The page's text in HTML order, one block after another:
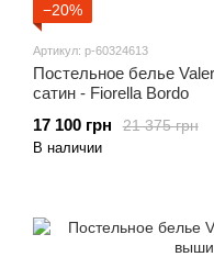
−20%
Артикул: p-60324613
Постельное белье
сатин - Fiorella Bordo
21 375 грн
17 100 грн
В наличии